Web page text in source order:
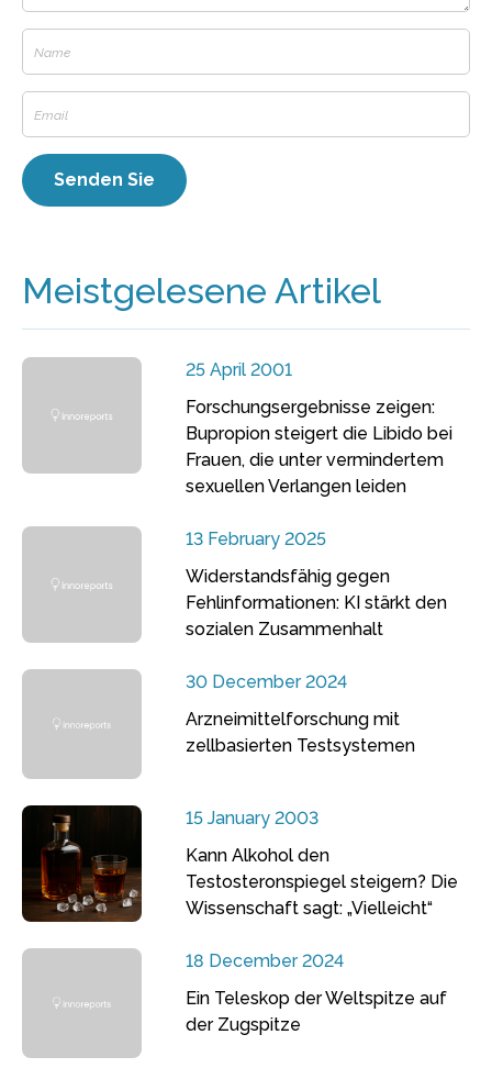
Meistgelesene Artikel
25 April 2001
Forschungsergebnisse zeigen:
Bupropion steigert die Libido bei
Frauen, die unter vermindertem
sexuellen Verlangen leiden
13 February 2025
Widerstandsfähig gegen
Fehlinformationen: KI stärkt den
sozialen Zusammenhalt
30 December 2024
Arzneimittelforschung mit
zellbasierten Testsystemen
15 January 2003
Kann Alkohol den
Testosteronspiegel steigern? Die
Wissenschaft sagt: „Vielleicht“
18 December 2024
Ein Teleskop der Weltspitze auf
der Zugspitze